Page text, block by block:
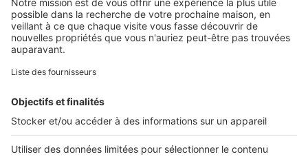
Retrouvez-nous sur ...
L'ENTREPRISE